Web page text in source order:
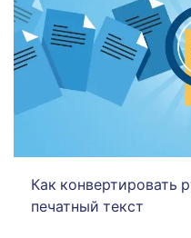
Как конвертировать
печатный текст